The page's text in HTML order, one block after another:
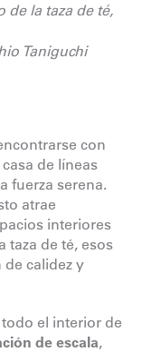
de la taza de té,
Taniguchi
con
de líneas
fuerza serena.
atrae
interiores
taza de té, esos
de calidez y
el interior de
de escala,